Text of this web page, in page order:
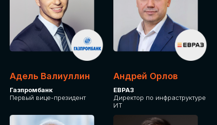
Адель Валиуллин
Газпромбанк
Первый вице-президент
Андрей Орлов
ЕВРАЗ
Директор по инфраструктуре
ИТ